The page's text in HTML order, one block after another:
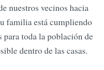
nuestros vecinos hacia
familia está cumpliendo
para toda la población de
dentro de las casas.